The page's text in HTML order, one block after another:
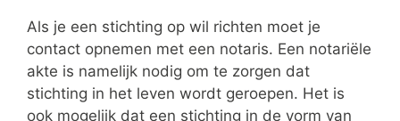
Als je een stichting op wil richten moet je
contact opnemen met een notaris. Een notariële
akte is namelijk nodig om te zorgen dat
stichting in het leven wordt geroepen. Het is
ook mogelijk dat een stichting in de vorm van